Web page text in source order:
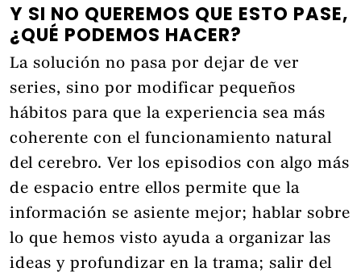
Y SI NO QUEREMOS QUE ESTO PASE,
¿QUÉ PODEMOS HACER?
La solución no pasa por dejar de ver
series, sino por modificar pequeños
hábitos para que la experiencia sea más
coherente con el funcionamiento natural
del cerebro. Ver los episodios con algo más
de espacio entre ellos permite que la
información se asiente mejor; hablar sobre
lo que hemos visto ayuda a organizar las
ideas y profundizar en la trama; salir del